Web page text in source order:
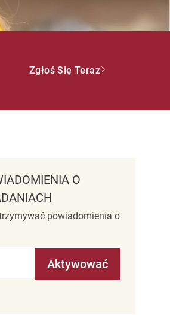
Zgłoś Się Teraz
O
powiadomienia o
(wymagane)
Aktywować